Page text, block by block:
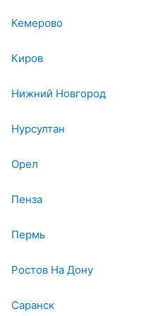
Кемерово
Киров
Нижний Новгород
Нурсултан
Орел
Пенза
Пермь
Ростов На Дону
Саранск